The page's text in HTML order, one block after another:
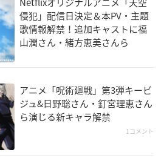
ベルセルク
ファルネーゼ コウラ
侵犯」配信日決定＆本PV・主題
歌情報解禁！追加キャストに福
山潤さん・緒方恵美さんら
アニメ「呪術廻戦」第3弾キービ
ジュ&日野聡さん・釘宮理恵さん
ら演じる新キャラ解禁
1コメント